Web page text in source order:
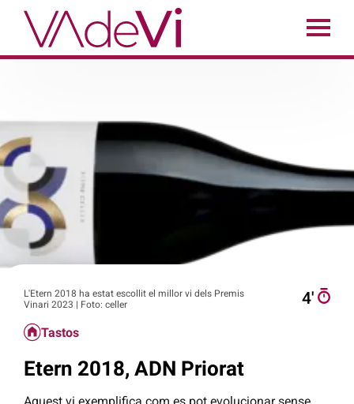
L'Etern 2018 ha estat escollit el millor vi dels Premis
Vinari 2023 | Foto: celler
4′
Tastos
Etern 2018, ADN Priorat